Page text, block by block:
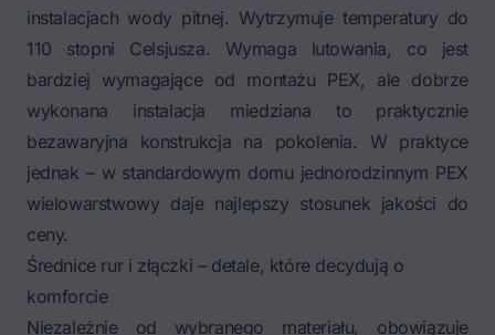
instalacjach wody pitnej. Wytrzymuje temperatury do
110 stopni Celsjusza. Wymaga lutowania, co jest
bardziej wymagające od montażu PEX, ale dobrze
wykonana instalacja miedziana to praktycznie
bezawaryjna konstrukcja na pokolenia. W praktyce
jednak – w standardowym domu jednorodzinnym PEX
wielowarstwowy daje najlepszy stosunek jakości do
ceny.
Średnice rur i złączki – detale, które decydują o
komforcie
Niezależnie od wybranego materiału, obowiązuje